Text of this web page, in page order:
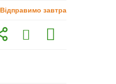
Відправимо завтра